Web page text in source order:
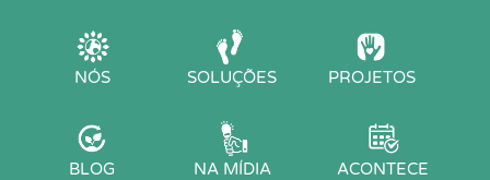
NÓS SOLUÇÕES PROJETOS
BLOG NA MÍDIA ACONTECE